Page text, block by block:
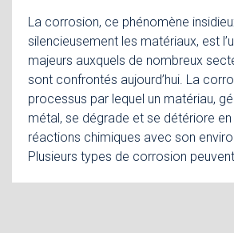
La corrosion, ce phénomène
silencieusement les matériaux, est
majeurs auxquels de nombreux
sont confrontés aujourd’hui. La
processus par lequel un matériau,
métal, se dégrade et se détériore
réactions chimiques avec son
Plusieurs types de corrosion